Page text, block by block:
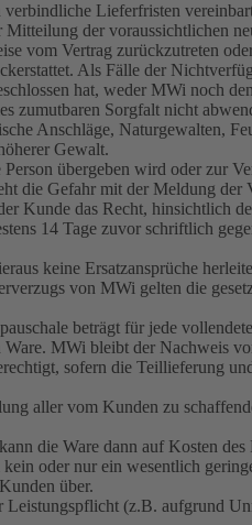
Lieferfristen
der voraussichtlichen
vom Vertrag zurückzutreten
Als Fälle der
hat, weder MWi noch
Sorgfalt nicht
Anschläge, Naturgewalten,
Gewalt.
übergeben wird oder zur
die Gefahr mit der Meldung der
Kunde das Recht, hinsichtlich
14 Tage zuvor schriftlich
keine Ersatzansprüche
von MWi gelten die
beträgt für jede
MWi bleibt der Nachweis
sofern die Teillieferung
aller vom Kunden zu
die Ware dann auf Kosten des
oder nur ein wesentlich
über.
Leistungspflicht (z.B. aufgrund